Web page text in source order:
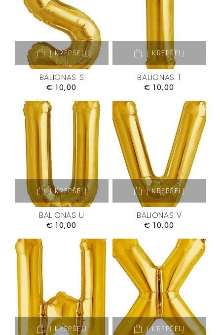
Į KREPŠELĮ
BALIONAS S
€ 10,00
Į KREPŠELĮ
BALIONAS T
€ 10,00
Į KREPŠELĮ
BALIONAS U
€ 10,00
Į KREPŠELĮ
BALIONAS V
€ 10,00
Į KREPŠELĮ Į KREPŠELĮ